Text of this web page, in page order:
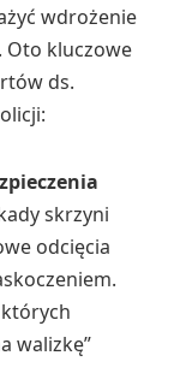
wdrożenie
kluczowe
ds.
skrzyni
odcięcia
walizkę”